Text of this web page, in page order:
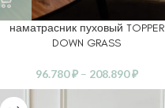
наматрасник пуховый TOPPER
DOWN GRASS
96.780₽ – 208.890₽